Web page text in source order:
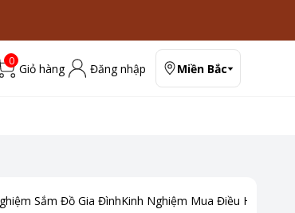
0
Giỏ hàng Đăng nhập Miền Bắc
Sắm Đồ Gia ĐìnhKinh Nghiệm Mua Điều Hoà